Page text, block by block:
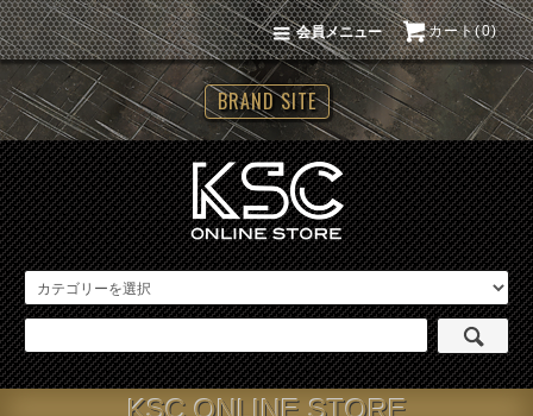
カート(0)
会員メニュー
BRAND SITE
KSC ONLINE STORE